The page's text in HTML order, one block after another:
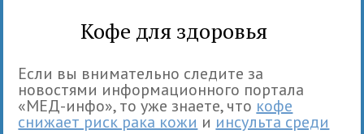
Кофе для здоровья
Если вы внимательно следите за
новостями информационного портала
«МЕД-инфо», то уже знаете, что кофе
снижает риск рака кожи и инсульта среди